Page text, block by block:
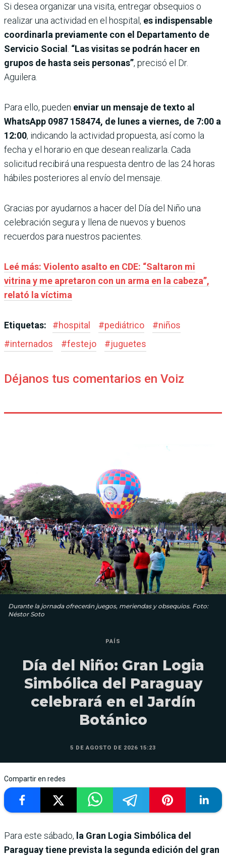
Si desea organizar una visita, entregar obsequios o
realizar una actividad en el hospital, es indispensable
coordinarla previamente con el Departamento de
Servicio Social “Las visitas se podrán hacer en
grupos de hasta seis personas”, precisó el Dr.
Aguilera.
Para ello, pueden enviar un mensaje de texto al
WhatsApp 0987 158474, de lunes a viernes, de 7:00 a
12:00, indicando la actividad propuesta, así como la
fecha y el horario en que desean realizarla. Cada
solicitud recibirá una respuesta dentro de las 24 horas
hábiles posteriores al envío del mensaje.
Gracias por ayudarnos a hacer del Día del Niño una
celebración segura y llena de nuevos y buenos
recuerdos para nuestros pacientes.
Leé más: Violento asalto en CDE: “Saltaron mi
vitrina y me apretaron con un arma en la cabeza”,
relató la víctima
Etiquetas: #hospital #pediátrico #niños
#internados #festejo #juguetes
Déjanos tus comentarios en Voiz
Durante la jornada ofrecerán juegos, meriendas y obsequios. Foto:
Néstor Soto
PAÍS
Día del Niño: Gran Logia
Simbólica del Paraguay
celebrará en el Jardín
Botánico
5 DE AGOSTO DE 2026 15:23
Compartir en redes
Para este sábado, la Gran Logia Simbólica del
Paraguay tiene prevista la segunda edición del gran